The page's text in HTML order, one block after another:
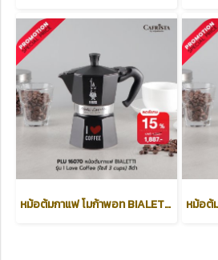
หม้อต้มกาแฟ โมก้าพอท BIALETTI Moka Express รุ่น I Love Coffee สีดำ (ไซส์ 3-cups)